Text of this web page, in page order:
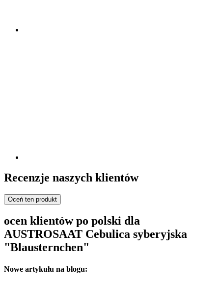
Recenzje naszych klientów
Oceń ten produkt
ocen klientów po polski dla
AUSTROSAAT Cebulica syberyjska
"Blausternchen"
Nowe artykułu na blogu: